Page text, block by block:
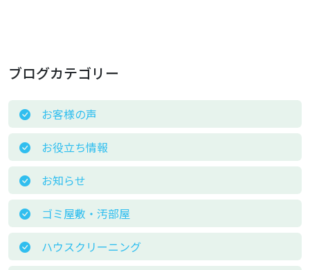
ブログカテゴリー
お客様の声
お役立ち情報
お知らせ
ゴミ屋敷・汚部屋
ハウスクリーニング